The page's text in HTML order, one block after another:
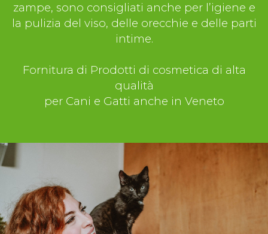
zampe, sono consigliati anche per l’igiene e
la pulizia del viso, delle orecchie e delle parti
intime.
Fornitura di Prodotti di cosmetica di alta
qualità
per Cani e Gatti anche in Veneto